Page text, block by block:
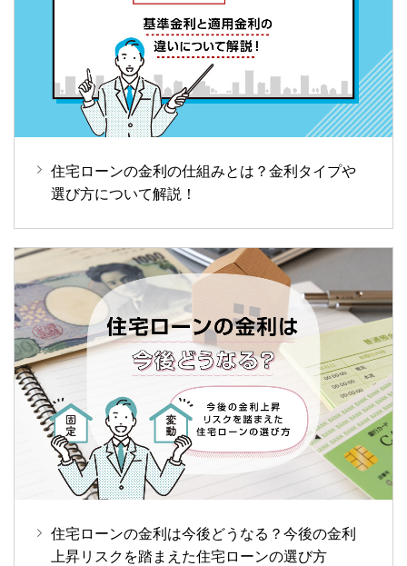
住宅ローンの金利の仕組みとは？金利タイプや
選び方について解説！
住宅ローンの金利は今後どうなる？今後の金利
上昇リスクを踏まえた住宅ローンの選び方